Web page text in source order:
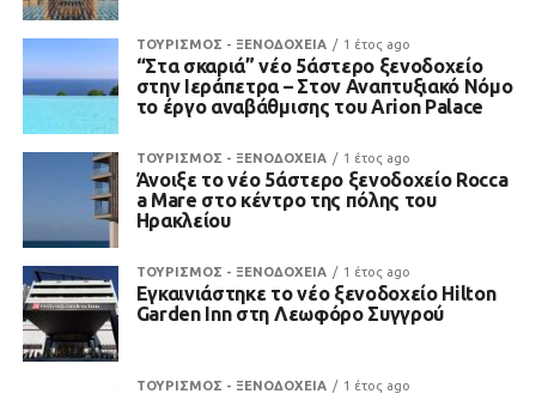
ΤΟΥΡΙΣΜΟΣ - ΞΕΝΟΔΟΧΕΙΑ 1 έτος ago
“Στα σκαριά” νέο 5άστερο ξενοδοχείο
στην Ιεράπετρα – Στον Αναπτυξιακό Νόμο
το έργο αναβάθμισης του Arion Palace
ΤΟΥΡΙΣΜΟΣ - ΞΕΝΟΔΟΧΕΙΑ 1 έτος ago
Άνοιξε το νέο 5άστερο ξενοδοχείο Rocca
a Mare στο κέντρο της πόλης του
Ηρακλείου
ΤΟΥΡΙΣΜΟΣ - ΞΕΝΟΔΟΧΕΙΑ 1 έτος ago
Εγκαινιάστηκε το νέο ξενοδοχείο Hilton
Garden Inn στη Λεωφόρο Συγγρού
ΤΟΥΡΙΣΜΟΣ - ΞΕΝΟΔΟΧΕΙΑ 1 έτος ago